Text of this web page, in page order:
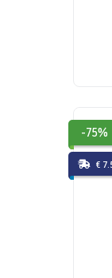
-75%
€